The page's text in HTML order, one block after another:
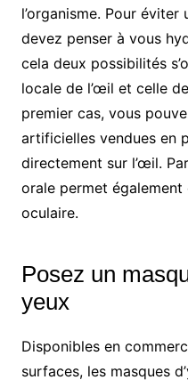
l’organisme. Pour
devez penser à vous
cela deux possibilités
locale de l’œil et celle
premier cas, vous
artificielles vendues en
directement sur l’œil.
orale permet
oculaire.
Posez un
yeux
Disponibles en
surfaces, les masques